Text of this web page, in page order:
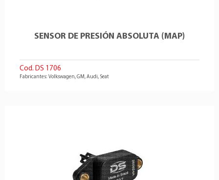
SENSOR DE PRESIÓN ABSOLUTA (MAP)
Cod. DS 1706
Fabricantes: Volkswagen, GM, Audi, Seat